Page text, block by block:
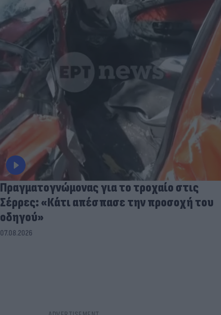
Πραγματογνώμονας για το τροχαίο στις
Σέρρες: «Κάτι απέσπασε την προσοχή του
οδηγού»
07.08.2026